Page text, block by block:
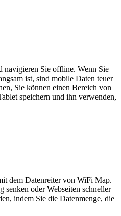
navigieren Sie offline. Wenn Sie
ist, sind mobile Daten teuer
Sie können einen Bereich von
speichern und ihn verwenden,
dem Datenreiter von WiFi Map.
senken oder Webseiten schneller
indem Sie die Datenmenge, die